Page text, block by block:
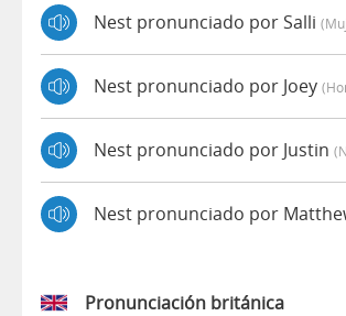
Nest pronunciado por Salli
Nest pronunciado por Joey
Nest pronunciado por Justin
Nest pronunciado por
Pronunciación británica